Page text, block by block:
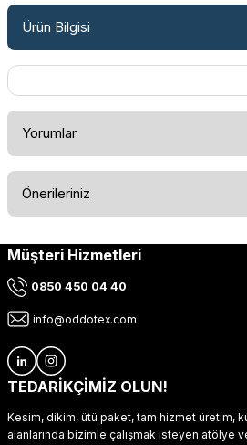
Ürün Bilgisi
Yorumlar
Önerileriniz
Bu ürünün fiyat bilgisi, resim, ürün
kullanarak tarafımıza iletebilirsiniz.
Ürün resmi kalitesiz, bozuk veya
Ürün açıklamasında eksik bilgiler
Ürün fiyatı diğer sitelerden daha
Müşteri Hizmetleri
0850 450 04 40
info@oddotex.com
TEDARİKÇİMİZ OLUN!
Kesim, dikim, ütü paket, tam hizmet üretim,
alanlarında bizimle çalışmak isteyen atölye